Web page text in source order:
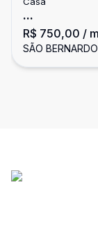
...
R$ 750,00 /
SÃO